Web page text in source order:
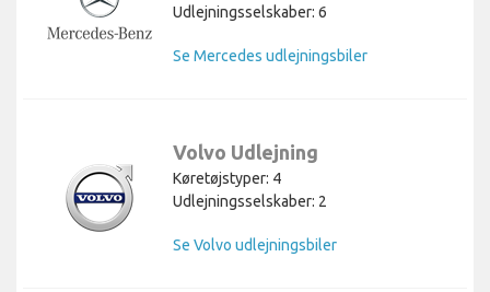
Udlejningsselskaber: 6
Se Mercedes udlejningsbiler
Volvo Udlejning
Køretøjstyper: 4
Udlejningsselskaber: 2
Se Volvo udlejningsbiler